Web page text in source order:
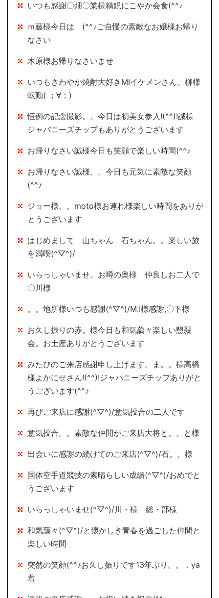
いつも感謝〇畑〇業様精鋭にこやか会食(^^♪
ｍ藤様今日は (^^♪ご自慢の素敵なお嬢様お帰り
なさい
木原様お帰りなさいませ
いつもさわやか焼酎大好きMIイケメンさん。柳様
転勤( ；∀；)
恒例の記念撮影。。今日は初美女参入!(^^)!誠様
ジャパニーズチップもありがとうございます
お帰りなさい誠様今日も笑顔で楽しい時間(^^♪
お帰りなさい誠様。。今日も元気に素敵な笑顔
(^^♪
ジョー様。。moto様お連れ様楽しい時間をありが
とうございます
はじめまして 山ちゃん 石ちゃん。。楽しい旅
を満喫(^▽^)/
いらっしゃいませ。お噂の奥様 仲良しお二人で
〇川様
。。地所様いつも感謝(^▽^)/M.I様感謝,〇下様
お久し振りの赤。様今日も和気藹々楽しい懇親
会。お土産ありがとうございます
みたびのご来店感謝申し上げます。ま。。様高橋
様よかにせさん!(^^)!ジャパニーズチップありがと
うございます(^^♪
再びご来店に感謝(^▽^)/意気投合の二人です
意気投合。。素敵な仲間がご来店大将と。。と様
出会いに感謝の続けてのご来店(^▽^)/石。。様
国体空手道競技の素晴らしい成績(^▽^)/おめでと
うございます
いらっしゃいませ(^▽^)/川・様 総・部様
和気藹々(^▽^)/と懐かしき青春を過ごした仲間と
楽しい時間
突然の笑顔(^^♪お久し振りです13年ぶり。。．ya
君